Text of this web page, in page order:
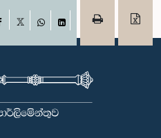
Facebook
WhatsAppLinkedIn